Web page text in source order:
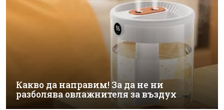
Какво да направим! За да не ни
разболява овлажнителя за въздух